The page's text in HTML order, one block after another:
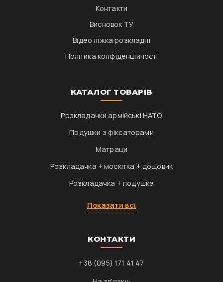
Контакти
Висновок ТУ
Відео ліжка розкладні
Політика конфіденційності
КАТАЛОГ ТОВАРІВ
Розкладачки армійські НАТО
Подушки з фіксаторами
Матраци
Розкладачка + москітка + дощовик
Розкладачка + подушка
Показати всі
КОНТАКТИ
+38 (095) 171 41 47